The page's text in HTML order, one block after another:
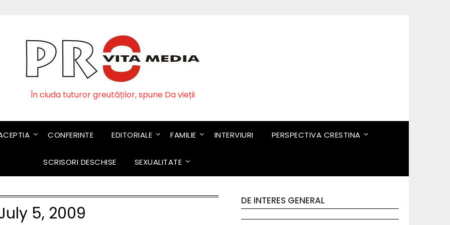
În ciuda tuturor greutăților, spune Da vieții
CONFERINTE EDITORIALE FAMILIE INTERVIURI PERSPECTIVA CRESTINA
SCRISORI DESCHISE SEXUALITATE
5, 2009
DE INTERES GENERAL